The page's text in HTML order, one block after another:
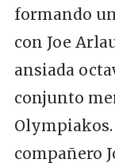
formando
con Joe
ansiada
conjunto
Olympiakos.
compañero